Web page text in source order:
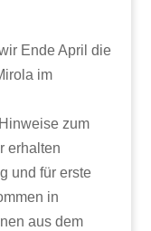
Ende April die
im
zum
erhalten
und für erste
in
aus dem